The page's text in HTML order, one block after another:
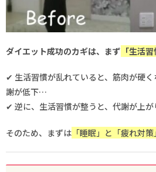
ダイエット成功のカギは、まず 「生活
✔ 生活習慣が乱れていると、筋肉が硬
謝が低下…
✔ 逆に、生活習慣が整うと、代謝が上
そのため、まずは 「睡眠」と「疲れ対策」